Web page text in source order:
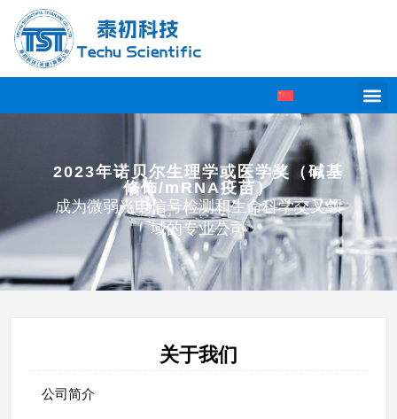
2023年诺贝尔生理学或医学奖（碱基
修饰/mRNA疫苗）
成为微弱光电信号检测和生命科学交叉领
域的专业公司
关于我们
公司简介